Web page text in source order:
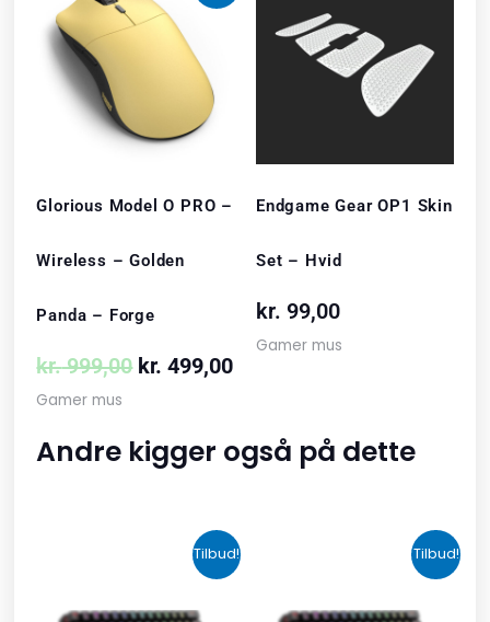
Glorious Model O PRO –
Wireless – Golden
Panda – Forge
kr.999,00
oprindelige
kr. 999,00.
kr. 499,00
aktuelle
Gamer mus
Endgame Gear OP1 Skin
Set – Hvid
kr. 99,00
Gamer mus
Andre kigger også på dette
Tilbud!
oprindelige
pris
Den
aktuelle
pris
Tilbud!
oprindelige
pris
aktuelle
pris